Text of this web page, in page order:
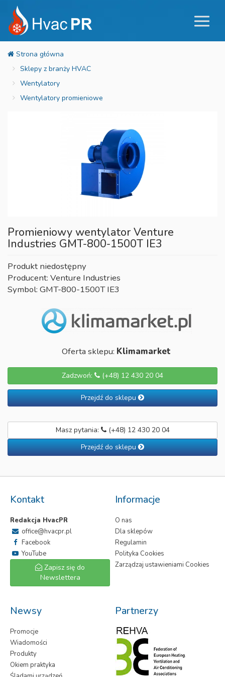
Sklepy z branży HVAC
Wentylatory
Wentylatory promieniowe
Promieniowy wentylator Venture
Industries GMT-800-1500T IE3
Produkt niedostępny
Producent: Venture Industries
Symbol: GMT-800-1500T IE3
Oferta sklepu: Klimamarket
Zadzwoń: (+48) 12 430 20 04
Przejdź do sklepu
Masz pytania:
(+48) 12 430 20 04
Przejdź do sklepu
Kontakt
Redakcja HvacPR
office@hvacpr.pl
Facebook
YouTube
Zapisz się do
Newslettera
Informacje
O nas
Dla sklepów
Regulamin
Polityka Cookies
Zarządzaj ustawieniami Cookies
Newsy
Promocje
Wiadomości
Produkty
Okiem praktyka
Partnerzy